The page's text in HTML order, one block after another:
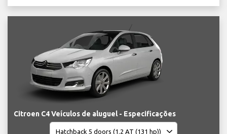
Citroen C4 Veículos de aluguel - Especificações